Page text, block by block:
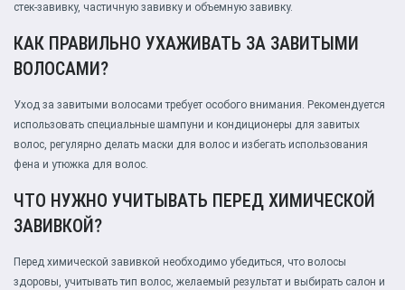
стек-завивку, частичную завивку и объемную завивку.
КАК ПРАВИЛЬНО УХАЖИВАТЬ ЗА ЗАВИТЫМИ
ВОЛОСАМИ?
Уход за завитыми волосами требует особого внимания. Рекомендуется
использовать специальные шампуни и кондиционеры для завитых
волос, регулярно делать маски для волос и избегать использования
фена и утюжка для волос.
ЧТО НУЖНО УЧИТЫВАТЬ ПЕРЕД ХИМИЧЕСКОЙ
ЗАВИВКОЙ?
Перед химической завивкой необходимо убедиться, что волосы
здоровы, учитывать тип волос, желаемый результат и выбирать салон и